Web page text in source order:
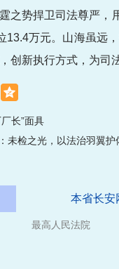
之势捍卫司法尊严，
13.4万元。山海虽远
创新执行方式，为司
长”面具
未检之光，以法治羽翼护
本省长安
最高人民法院